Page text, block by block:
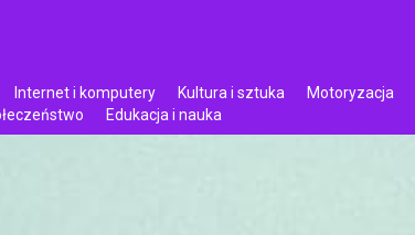
Internet i komputery Kultura i sztuka Motoryzacja
Edukacja i nauka